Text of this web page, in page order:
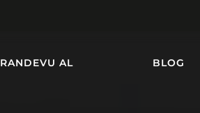
RANDEVU AL BLOG